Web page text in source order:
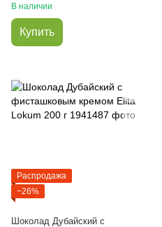
В наличии
Купить
Распродажа
−26%
Шоколад Дубайский с